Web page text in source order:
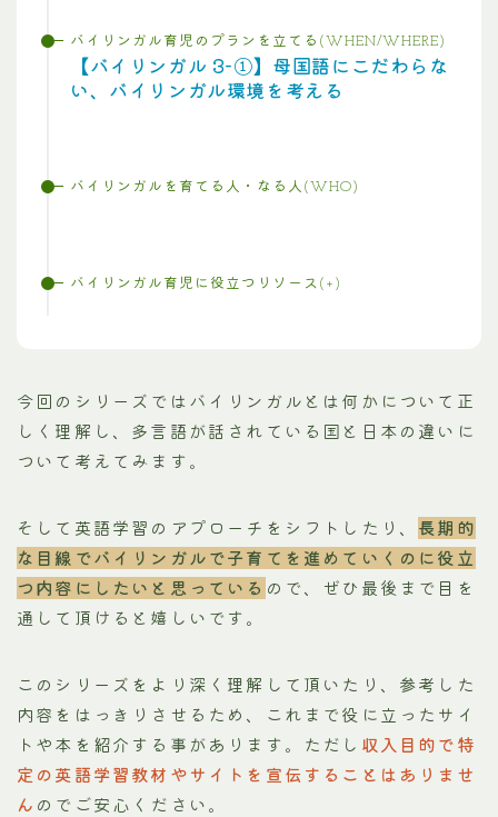
バイリンガル育児のプランを立てる(WHEN/WHERE)
【バイリンガル 3-①】母国語にこだわらな
い、バイリンガル環境を考える
バイリンガルを育てる人・なる人(WHO)
バイリンガル育児に役立つリソース(+)
今回のシリーズではバイリンガルとは何かについて正
しく理解し、多言語が話されている国と日本の違いに
ついて考えてみます。
そして英語学習のアプローチをシフトしたり、 長期的
な目線でバイリンガルで子育てを進めていくのに役立
つ内容にしたいと思っている ので、ぜひ最後まで目を
通して頂けると嬉しいです。
このシリーズをより深く理解して頂いたり、参考した
内容をはっきりさせるため、これまで役に立ったサイ
トや本を紹介する事があります。ただし 収入目的で特
定の英語学習教材やサイトを宣伝することはありませ
ん のでご安心ください。